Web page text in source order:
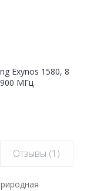
Exynos 1580, 8
МГц
Отзывы (1)